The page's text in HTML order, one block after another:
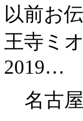
以前お
王寺ミ
2019…
名古